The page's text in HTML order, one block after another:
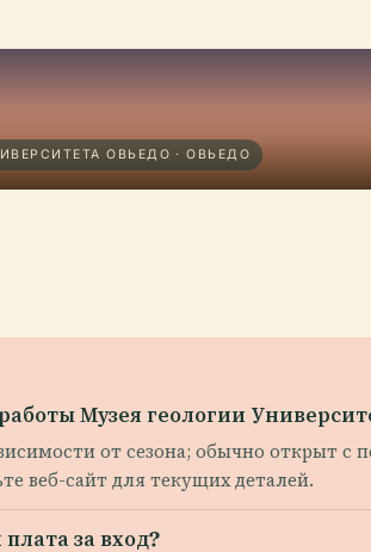
ОВЬЕДО · ОВЬЕДО
Музея геологии
от сезона; обычно открыт
веб-сайт для текущих деталей.
за вход?